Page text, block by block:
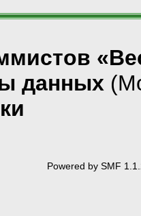
данных
Powered by SMF